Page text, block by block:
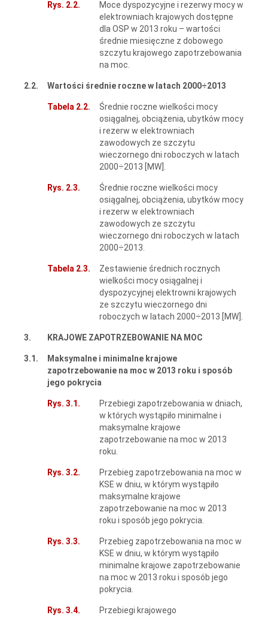
Rys. 2.2.
Moce dyspozycyjne i rezerwy mocy w
elektrowniach krajowych dostępne
dla OSP w 2013 roku – wartości
średnie miesięczne z dobowego
szczytu krajowego zapotrzebowania
na moc.
2.2. Wartości średnie roczne w latach 2000÷2013
Tabela 2.2.
Średnie roczne wielkości mocy
osiągalnej, obciążenia, ubytków mocy
i rezerw w elektrowniach
zawodowych ze szczytu
wieczornego dni roboczych w latach
2000÷2013 [MW].
Rys. 2.3.
Średnie roczne wielkości mocy
osiągalnej, obciążenia, ubytków mocy
i rezerw w elektrowniach
zawodowych ze szczytu
wieczornego dni roboczych w latach
2000÷2013.
Tabela 2.3.
Zestawienie średnich rocznych
wielkości mocy osiągalnej i
dyspozycyjnej elektrowni krajowych
ze szczytu wieczornego dni
roboczych w latach 2000÷2013 [MW].
3. KRAJOWE ZAPOTRZEBOWANIE NA MOC
3.1.
Maksymalne i minimalne krajowe
zapotrzebowanie na moc w 2013 roku i sposób
jego pokrycia
Rys. 3.1.
Przebiegi zapotrzebowania w dniach,
w których wystąpiło minimalne i
maksymalne krajowe
zapotrzebowanie na moc w 2013
roku.
Rys. 3.2.
Przebieg zapotrzebowania na moc w
KSE w dniu, w którym wystąpiło
maksymalne krajowe
zapotrzebowanie na moc w 2013
roku i sposób jego pokrycia.
Rys. 3.3.
Przebieg zapotrzebowania na moc w
KSE w dniu, w którym wystąpiło
minimalne krajowe zapotrzebowanie
na moc w 2013 roku i sposób jego
pokrycia.
Rys. 3.4.
Przebiegi krajowego